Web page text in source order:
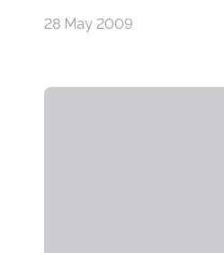
28 May 2009